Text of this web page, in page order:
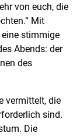
von euch, die
Mit
stimmige
Abends: der
des
vermittelt, die
sind.
Die